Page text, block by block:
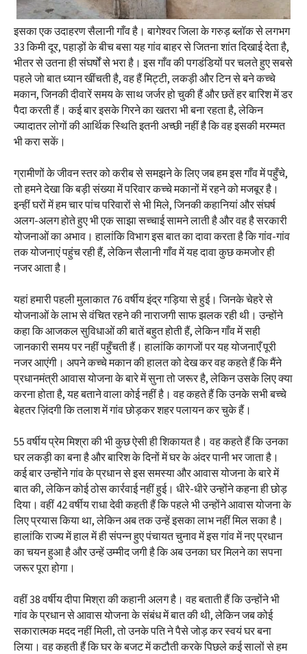
इसका एक उदाहरण सैलानी गाँव है। बागेश्वर जिला के गरुड़ ब्लॉक से लगभग
33 किमी दूर, पहाड़ों के बीच बसा यह गांव बाहर से जितना शांत दिखाई देता है,
भीतर से उतना ही संघर्षों से भरा है। इस गाँव की पगडंडियों पर चलते हुए सबसे
पहले जो बात ध्यान खींचती है, वह हैं मिट्टी, लकड़ी और टिन से बने कच्चे
मकान, जिनकी दीवारें समय के साथ जर्जर हो चुकी हैं और छतें हर बारिश में डर
पैदा करती हैं। कई बार इसके गिरने का खतरा भी बना रहता है, लेकिन
ज्यादातर लोगों की आर्थिक स्थिति इतनी अच्छी नहीं है कि वह इसकी मरम्मत
भी करा सकें।
ग्रामीणों के जीवन स्तर को करीब से समझने के लिए जब हम इस गाँव में पहुँचे,
तो हमने देखा कि बड़ी संख्या में परिवार कच्चे मकानों में रहने को मजबूर है।
इन्हीं घरों में हम चार पांच परिवारों से भी मिले, जिनकी कहानियां और संघर्ष
अलग-अलग होते हुए भी एक साझा सच्चाई सामने लाती है और वह है सरकारी
योजनाओं का अभाव। हालांकि विभाग इस बात का दावा करता है कि गांव-गांव
तक योजनाएं पहुंच रही हैं, लेकिन सैलानी गाँव में यह दावा कुछ कमजोर ही
नजर आता है।
यहां हमारी पहली मुलाकात 76 वर्षीय इंद्र गड़िया से हुई। जिनके चेहरे से
योजनाओं के लाभ से वंचित रहने की नाराजगी साफ झलक रही थी। उन्होंने
कहा कि आजकल सुविधाओं की बातें बहुत होती हैं, लेकिन गाँव में सही
जानकारी समय पर नहीं पहुँचती हैं। हालांकि कागजों पर यह योजनाएँ पूरी
नजर आएंगी। अपने कच्चे मकान की हालत को देख कर वह कहते हैं कि मैंने
प्रधानमंत्री आवास योजना के बारे में सुना तो जरूर है, लेकिन उसके लिए क्या
करना होता है, यह बताने वाला कोई नहीं है। वह कहते हैं कि उनके सभी बच्चे
बेहतर ज़िंदगी कि तलाश में गांव छोड़कर शहर पलायन कर चुके हैं।
55 वर्षीय प्रेम मिश्रा की भी कुछ ऐसी ही शिकायत है। वह कहते हैं कि उनका
घर लकड़ी का बना है और बारिश के दिनों में घर के अंदर पानी भर जाता है।
कई बार उन्होंने गांव के प्रधान से इस समस्या और आवास योजना के बारे में
बात की, लेकिन कोई ठोस कार्रवाई नहीं हुई। धीरे-धीरे उन्होंने कहना ही छोड़
दिया। वहीं 42 वर्षीय राधा देवी कहती हैं कि पहले भी उन्होंने आवास योजना के
लिए प्रयास किया था, लेकिन अब तक उन्हें इसका लाभ नहीं मिल सका है।
हालांकि राज्य में हाल में ही संपन्न हुए पंचायत चुनाव में इस गांव में नए प्रधान
का चयन हुआ है और उन्हें उम्मीद जगी है कि अब उनका घर मिलने का सपना
जरूर पूरा होगा।
वहीं 38 वर्षीय दीपा मिश्रा की कहानी अलग है। वह बताती हैं कि उन्होंने भी
गांव के प्रधान से आवास योजना के संबंध में बात की थी, लेकिन जब कोई
सकारात्मक मदद नहीं मिली, तो उनके पति ने पैसे जोड़ कर स्वयं घर बना
लिया। वह कहती हैं कि घर के बजट में कटौती करके पिछले कई सालों से हम